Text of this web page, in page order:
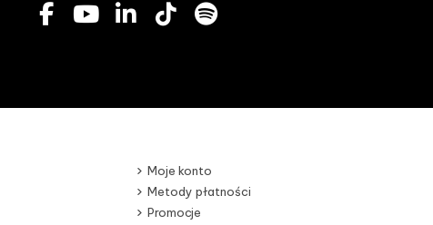
Moje konto
Metody płatności
Promocje